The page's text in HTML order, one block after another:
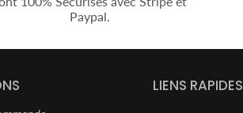
Paypal.
LIENS RAPIDES